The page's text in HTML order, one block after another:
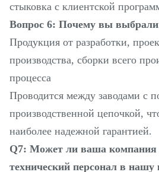
стыковка с клиентской
Вопрос 6: Почему вы
Продукция от разработки,
производства, сборки всего
процесса
Проводится между заводами с
производственной цепочкой,
наиболее надежной гарантией.
Q7: Может ли ваша компания
технический персонал в